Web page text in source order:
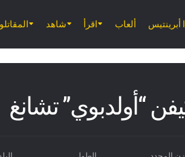
شاهد اقرأ ألعاب أبرينتيس
“أولدبوي” تشانغ